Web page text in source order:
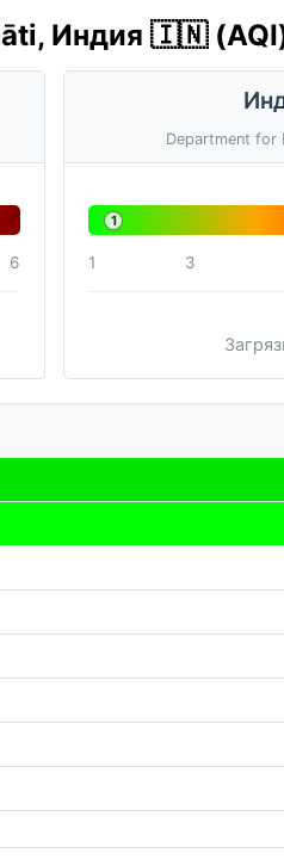
Индия 🇮🇳
6
Department for
1
1 3